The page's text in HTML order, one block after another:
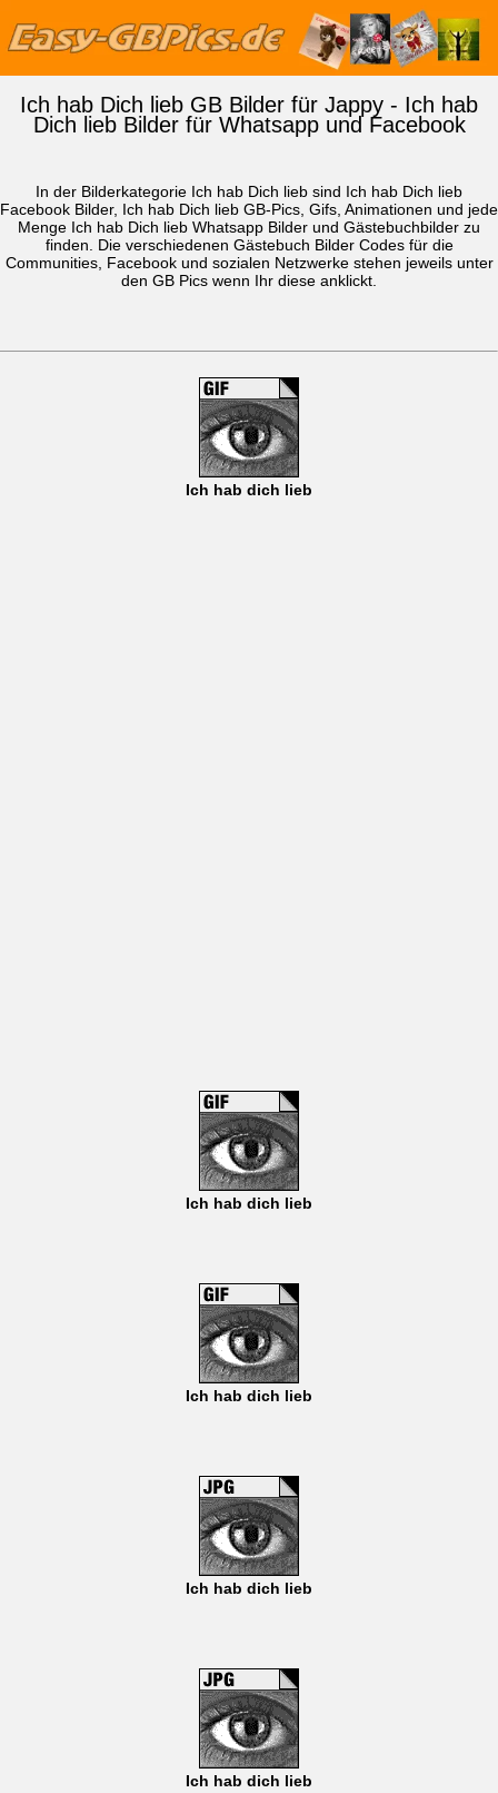
Ich hab Dich lieb GB Bilder für Jappy - Ich hab
Dich lieb Bilder für Whatsapp und Facebook
In der Bilderkategorie Ich hab Dich lieb sind Ich hab Dich lieb
Facebook Bilder, Ich hab Dich lieb GB-Pics, Gifs, Animationen und jede
Menge Ich hab Dich lieb Whatsapp Bilder und Gästebuchbilder zu
finden. Die verschiedenen Gästebuch Bilder Codes für die
Communities, Facebook und sozialen Netzwerke stehen jeweils unter
den GB Pics wenn Ihr diese anklickt.
Ich hab dich lieb
Ich hab dich lieb
Ich hab dich lieb
Ich hab dich lieb
Ich hab dich lieb